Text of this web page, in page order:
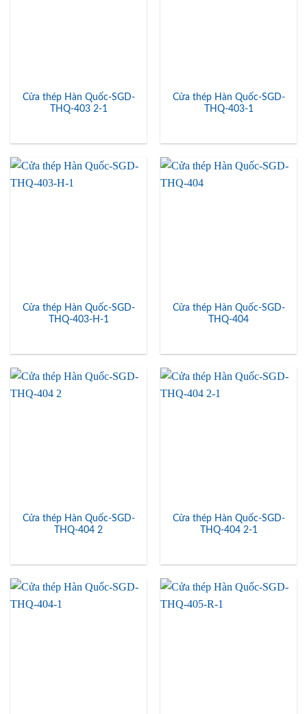
Cửa thép Hàn Quốc-SGD-
THQ-403 2-1
Cửa thép Hàn Quốc-SGD-
THQ-403-1
Cửa thép Hàn Quốc-SGD-
THQ-403-H-1
Cửa thép Hàn Quốc-SGD-
THQ-404
Cửa thép Hàn Quốc-SGD-
THQ-404 2
Cửa thép Hàn Quốc-SGD-
THQ-404 2-1